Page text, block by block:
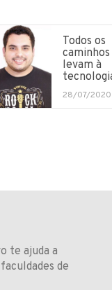
Todos os
caminhos
levam à
28/07/2020
te ajuda a
de